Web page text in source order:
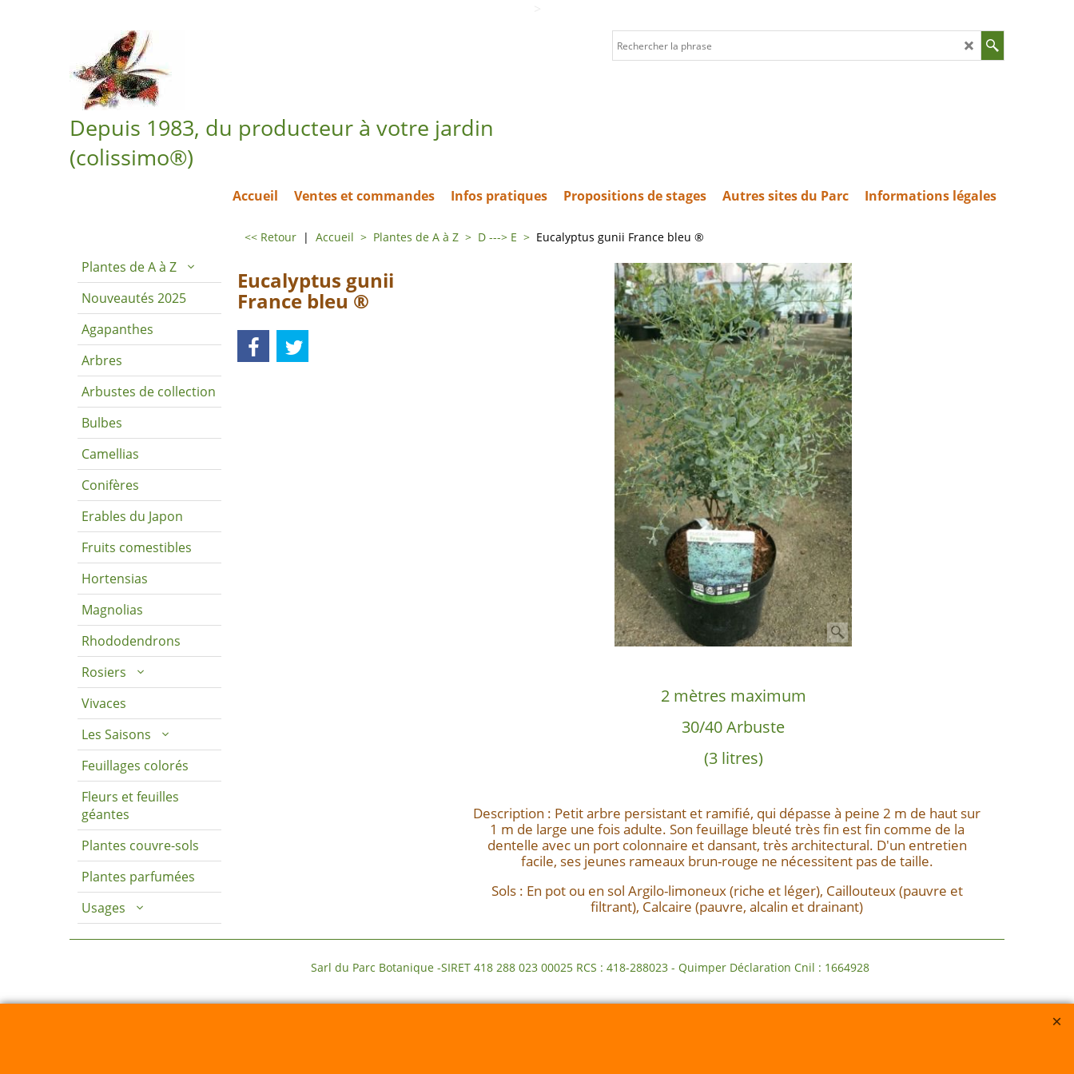
Depuis 1983, du producteur à votre jardin
(colissimo®)
Accueil Ventes et commandes Infos pratiques Propositions de stages Autres sites du Parc Informations légales
Plantes de A à Z
Nouveautés 2025
Agapanthes
Arbres
Arbustes de collection
Bulbes
Camellias
Conifères
Erables du Japon
Fruits comestibles
Hortensias
Magnolias
Rhododendrons
Rosiers
Vivaces
Les Saisons
Feuillages colorés
Fleurs et feuilles
géantes
Plantes couvre-sols
Plantes parfumées
Usages
<< Retour | Accueil > Plantes de A à Z > D ---> E > Eucalyptus gunii France bleu ®
Eucalyptus gunii
France bleu ®
2 mètres maximum
30/40 Arbuste
(3 litres)
Description : Petit arbre persistant et ramifié, qui dépasse à peine 2 m de haut sur
1 m de large une fois adulte. Son feuillage bleuté très fin est fin comme de la
dentelle avec un port colonnaire et dansant, très architectural. D'un entretien
facile, ses jeunes rameaux brun-rouge ne nécessitent pas de taille.
Sols : En pot ou en sol Argilo-limoneux (riche et léger), Caillouteux (pauvre et
filtrant), Calcaire (pauvre, alcalin et drainant)
Sarl du Parc Botanique -SIRET 418 288 023 00025 RCS : 418-288023 - Quimper Déclaration Cnil : 1664928